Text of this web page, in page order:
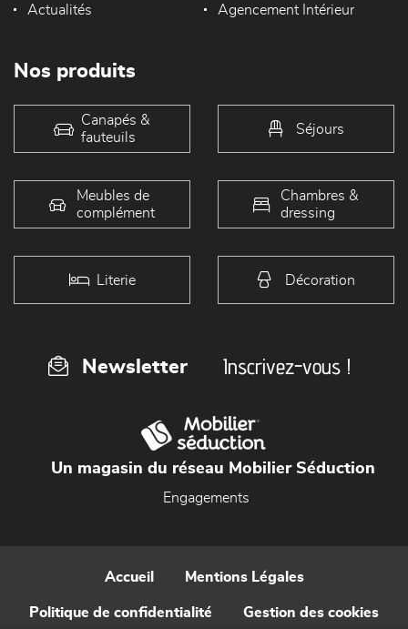
Actualités Agencement Intérieur
Nos produits
Canapés &
fauteuils
Séjours
Meubles de
complément
Chambres &
dressing
Literie Décoration
Newsletter Inscrivez-vous !
Un magasin du réseau Mobilier Séduction
Engagements
Accueil Mentions Légales
Politique de confidentialité Gestion des cookies